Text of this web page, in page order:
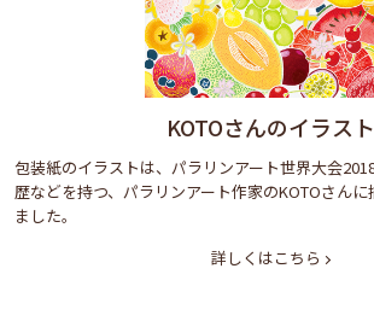
KOTOさんのイラスト
包装紙のイラストは、パラリンアート世界大会
歴などを持つ、パラリンアート作家のKOTOさん
ました。
詳しくはこちら